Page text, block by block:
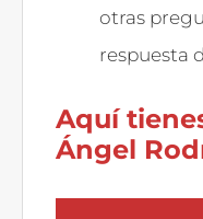
otras
respuesta
Aquí
Ángel